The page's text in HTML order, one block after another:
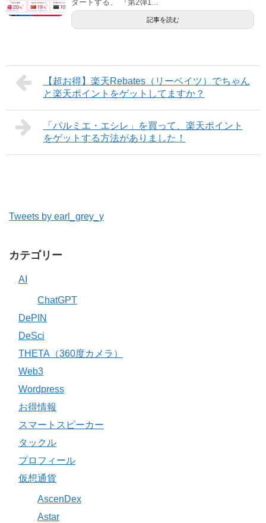
タートする、 『第2弾1...
記事を読む
【超お得】楽天Rebates（リーベイツ）でちゃん
と楽天ポイントをゲットしてますか？
「パルミエ・エシレ」を買って、楽天ポイント
をゲットする方法がありました！
Tweets by earl_grey_y
カテゴリー
AI
ChatGPT
DePIN
DeSci
THETA（360度カメラ）
Web3
Wordpress
お得情報
スマートスピーカー
タックル
プロフィール
仮想通貨
AscenDex
Astar